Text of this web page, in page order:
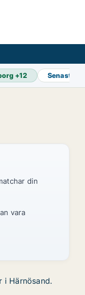
+12 Senaste
din
vara
i Härnösand.